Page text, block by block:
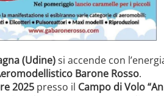
(Udine)si accende con
Barone Rosso.
2025 presso il Campo di Volo